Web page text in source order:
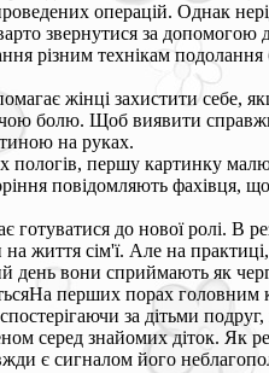
операцій. Однак
звернутися за допомогою
різним технікам
жінці захистити себе,
болю. Щоб виявити
на руках.
пологів, першу картинку
повідомляють фахівця,
до нової ролі. В
життя сім'ї. Але на
день вони сприймають як
перших порах головним
за дітьми
серед знайомих діток. Як
є сигналом його